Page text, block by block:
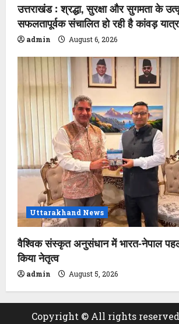
उत्तराखंड : श्रद्धा, सुरक्षा और सुगमता के
सफलतापूर्वक संचालित हो रही है कांवड़
admin August 6, 2026
Uttarakhand News
वैश्विक संस्कृत अनुसंधान में भारत-नेपाल
किया नेतृत्व
admin August 5, 2026
Copyright © All rights